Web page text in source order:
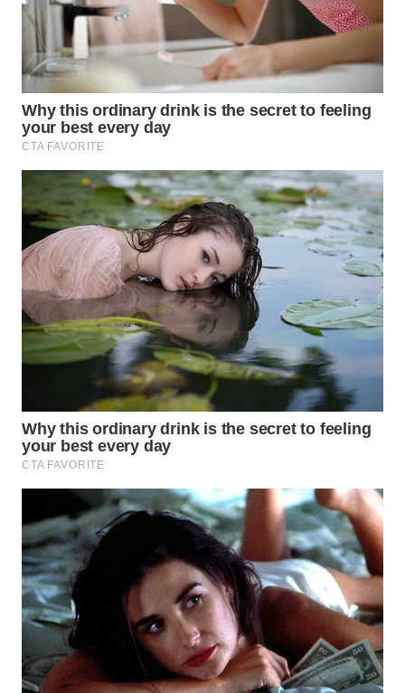
WN
BOROBUDUR
WN
MADURA
WN
SURABAYA
WN
NATUNA
WN
BINTAN
WN
LIKUPANG
WN
LABUANBAJO
WN
BORNEO
Wahana
Media
Group